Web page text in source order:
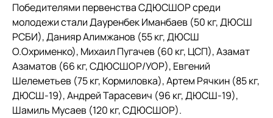
Победителями первенства СДЮСШОР среди
молодежи стали Дауренбек Иманбаев (50 кг, ДЮСШ
РСБИ), Данияр Алимжанов (55 кг, ДЮСШ
О.Охрименко), Михаил Пугачев (60 кг, ЦСП), Азамат
Азаматов (66 кг, СДЮСШОР/УОР), Евгений
Шелеметьев (75 кг, Кормиловка), Артем Рячкин (85 кг,
ДЮСШ-19), Андрей Тарасевич (96 кг, ДЮСШ-19),
Шамиль Мусаев (120 кг, СДЮСШОР).